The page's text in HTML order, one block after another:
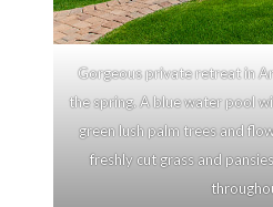
Gorgeous private retreat in
the spring. A blue water pool
green lush palm trees and
freshly cut grass and